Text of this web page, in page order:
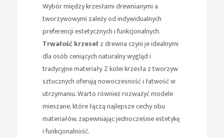
Wybór między krzesłami drewnianymi a
tworzywowymi zależy od indywidualnych
preferencji estetycznych i funkcjonalnych.
Trwałość krzesełz drewna czyni je idealnymi
dla osób ceniących naturalny wygląd i
tradycyjne materiały. Z kolei krzesła z tworzyw
sztucznych oferują nowoczesność i łatwość w
utrzymaniu. Warto również rozważyć modele
mieszane, które łączą najlepsze cechy obu
materiałów, zapewniając jednocześnie estetykę
i funkcjonalność.